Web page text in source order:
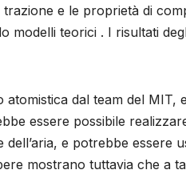
e le proprietà di
modelli teorici . I risultati
dal team del MIT,
essere possibile
e potrebbe essere
mostrano tuttavia che a